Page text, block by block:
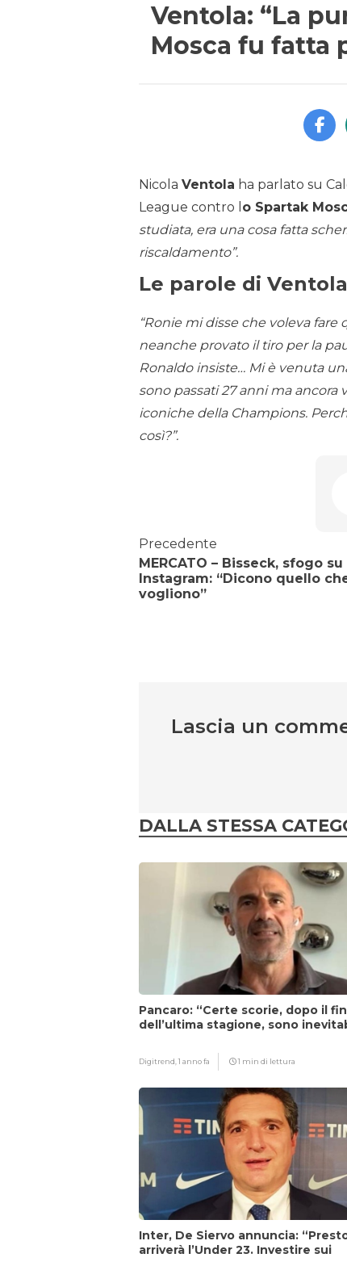
Ventola: “La
Mosca fu fatta
Nicola Ventola ha parlato su
League contro l o Spartak
studiata, era una cosa fatta
riscaldamento”.
Le parole di Ventola
“Ronie mi disse che voleva
neanche provato il tiro per la
Ronaldo insiste… Mi è venuta
sono passati 27 anni ma
iconiche della Champions.
così?”.
Precedente
MERCATO – Bisseck, sfogo su
Instagram: “Dicono quello
vogliono”
Lascia un
DALLA STESSA
Pancaro: “Certe scorie, dopo il
dell’ultima stagione, sono
Digitrend,1 anno fa 1 min di lettura
Inter, De Siervo annuncia:
arriverà l’Under 23. Investire sui